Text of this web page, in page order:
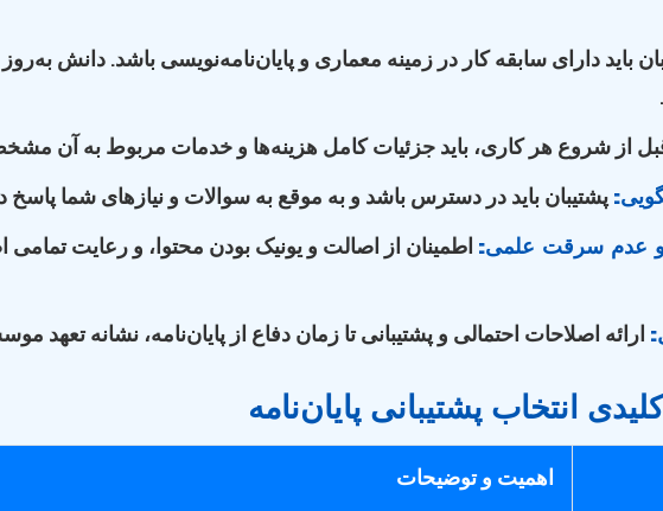
باید دارای سابقه کار در زمینه معماری و پایان‌نامه‌نویسی باشد. دانش
از شروع هر کاری، باید جزئیات کامل هزینه‌ها و خدمات مربوط به آن
پشتیبان باید در دسترس باشد و به موقع به سوالات و نیازهای شما
و عدم سرقت علمی: اطمینان از اصالت و یونیک بودن محتوا، و رعایت
ارائه اصلاحات احتمالی و پشتیبانی تا زمان دفاع از پایان‌نامه، نشانه تعهد
انتخاب پشتیبانی پایان‌نامه
اهمیت و توضیحات